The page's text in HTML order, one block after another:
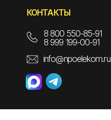
КОНТАКТЫ
info@npoelekom.ru
8 800 550-85-91
8 999 199-00-91